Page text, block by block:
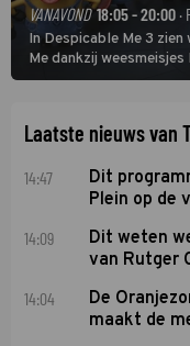
VANAVOND 18:05 - 20:00·
In Despicable Me 3
Me dankzij
het rechte pad maakte,
Laatste nieuws van
14:47
Dit
Plein op de
14:09
Dit weten
van Rutger
14:04
De
maakt de